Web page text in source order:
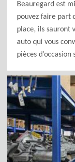
Beauregard est
pouvez faire part
place, ils sauront
auto qui vous
pièces